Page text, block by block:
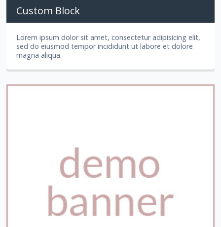
Custom Block
Lorem ipsum dolor sit amet, consectetur adipisicing elit,
sed do eiusmod tempor incididunt ut labore et dolore
magna aliqua.